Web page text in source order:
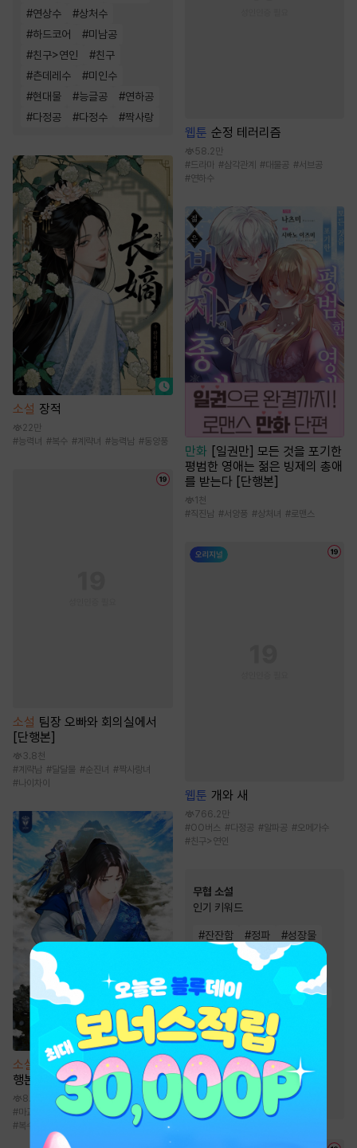
#연상수 #상처수
#하드코어 #미남공
#친구>연인 #친구
#츤데레수 #미인수
#현대물 #능글공 #연하공
#다정공 #다정수 #짝사랑
소설 장적
22만
#능력녀 #복수 # 계략녀 #능력남 #동양풍
소설 팀장 오빠와 회의실에서
[단행본]
3.8천
# 계략남 #달달물 #순진녀 #짝사랑녀
#나이차이
소설 청성에는 천마가 산다 [단
행본]
8.8만
#마교 천마 #검객/무사
환생물
#복수물
웹툰 순정 테러리즘
58.2만
#드라마 #삼각관계 #대물공 #서브공
#연하수
만화
[일권만] 모든 것을 포기한
평범한 영애는 젊은 빙제의 총애
를 받는다 [단행본]
1천
#직진남 #서양풍 #상처녀 #로맨스
웹툰 개와 새
766.2만
#OO버스 #다정공 #알파공 #오메가수
#친구>연인
무협 소설
인기 키워드
#잔잔함 #정파 #성장물
#먼치킨
#천하제일인
#귀환물
비장함
#차원이동물 #유쾌함
#빙의물 #
사이다물
#생존물 #고독함
# 검객/무사 #환생물
#통쾌함 # 마교